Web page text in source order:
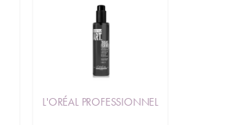
L'ORÉAL PROFESSIONNEL